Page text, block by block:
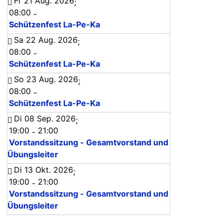
;
08:00 -
Schützenfest La-Pe-Ka
Sa 22 Aug. 2026;
08:00 -
Schützenfest La-Pe-Ka
So 23 Aug. 2026;
08:00 -
Schützenfest La-Pe-Ka
Di 08 Sep. 2026;
19:00 - 21:00
Vorstandssitzung - Gesamtvorstand und
Übungsleiter
Di 13 Okt. 2026;
19:00 - 21:00
Vorstandssitzung - Gesamtvorstand und
Übungsleiter